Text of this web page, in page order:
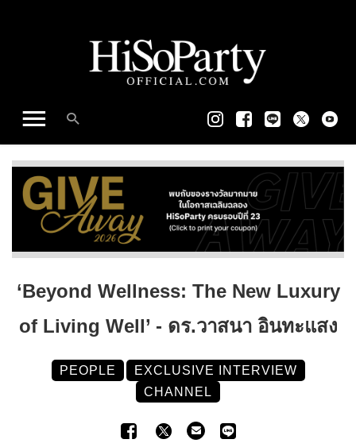
‘Beyond Wellness: The New Luxury
of Living Well’ - ดร.วาสนา อินทะแสง
PEOPLE
EXCLUSIVE INTERVIEW
CHANNEL